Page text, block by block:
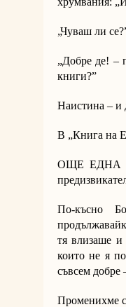
„Чуваш ли
„Добре де! –
книги?”
Наистина – и
В „Книга на
ОЩЕ ЕДНА
По-късно
тя влизаше и
които не я
съвсем добре
Променихме